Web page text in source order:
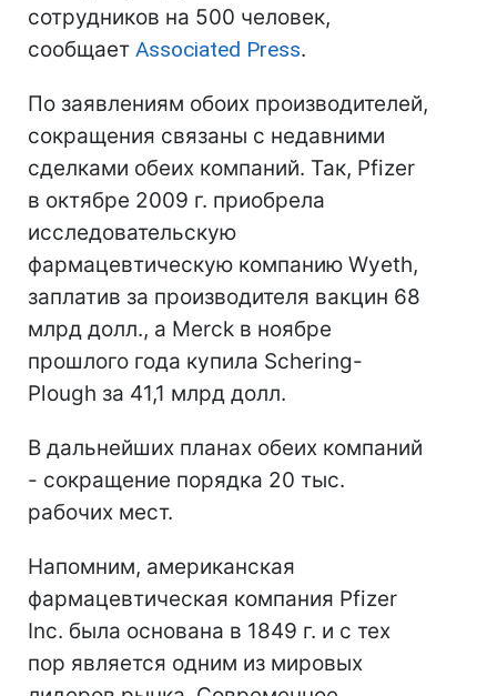
сотрудников на 500 человек,
сообщает Associated Press.
По заявлениям обоих производителей,
сокращения связаны с недавними
сделками обеих компаний. Так, Pfizer
в октябре 2009 г. приобрела
исследовательскую
фармацевтическую компанию Wyeth,
заплатив за производителя вакцин 68
млрд долл., а Merck в ноябре
прошлого года купила Schering-
Plough за 41,1 млрд долл.
В дальнейших планах обеих компаний
- сокращение порядка 20 тыс.
рабочих мест.
Напомним, американская
фармацевтическая компания Pfizer
Inc. была основана в 1849 г. и с тех
пор является одним из мировых